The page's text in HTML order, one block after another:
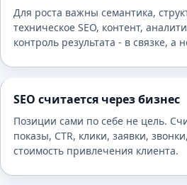
Для роста важны семантика,
техническое SEO, контент,
контроль результата - в связке, а
SEO считается через бизнес
Позиции сами по себе не цель.
показы, CTR, клики, заявки,
стоимость привлечения клиента.